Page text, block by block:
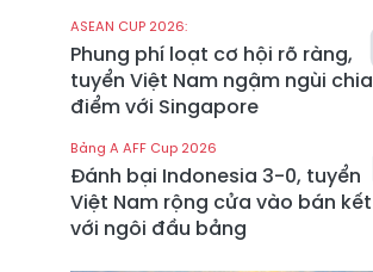
ASEAN CUP 2026:
Phung phí loạt cơ hội rõ ràng,
tuyển Việt Nam ngậm ngùi chia
điểm với Singapore
Bảng A AFF Cup 2026
Đánh bại Indonesia 3-0, tuyển
Việt Nam rộng cửa vào bán kết
với ngôi đầu bảng